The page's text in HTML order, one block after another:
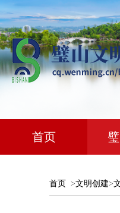
首页
首页 >文明创建>